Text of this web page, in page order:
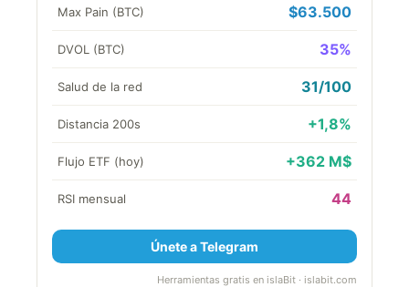
Max Pain (BTC) $63.500
DVOL (BTC) 35%
Salud de la red 31/100
Distancia 200s +1,8%
Flujo ETF (hoy) +362 M$
RSI mensual 44
Únete a Telegram
Herramientas gratis en islaBit · islabit.com